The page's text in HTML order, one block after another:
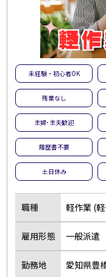
未経験・初心者OK
残業なし
主婦･主夫歓迎
履歴書不要
土日休み
職種 軽作業 (
雇用形態 一般派遣
勤務地 愛知県豊